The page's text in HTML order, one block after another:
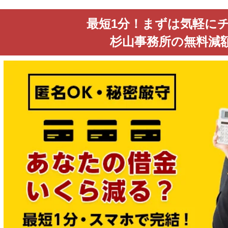
最短1分！まずは気軽に
杉山事務所の無料減